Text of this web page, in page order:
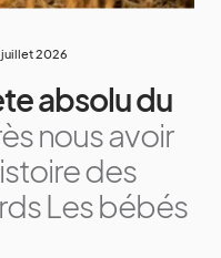
juillet 2026
absolu du
nous avoir
des
Les bébés